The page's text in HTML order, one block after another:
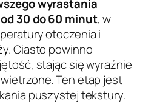
wyrastania
od 30 do 60 minut, w
otoczenia i
Ciasto powinno
stając się wyraźnie
Ten etap jest
puszystej tekstury.